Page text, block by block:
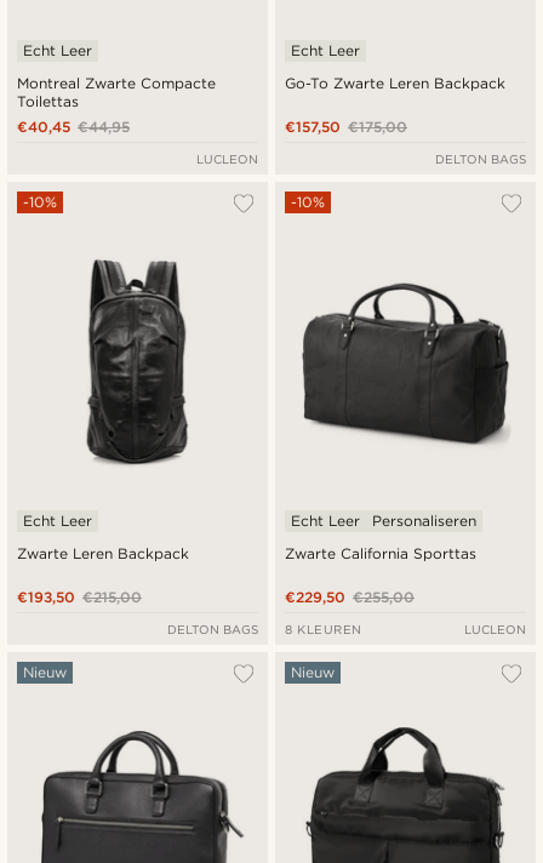
Montreal Zwarte Compacte
Toilettas
Echt Leer
€44,95
€40,45
LUCLEON
Go-To Zwarte Leren Backpack
Echt Leer
€175,00
€157,50
DELTON BAGS
Zwarte Leren Backpack
-10%
Echt Leer
€215,00
€193,50
DELTON BAGS
Zwarte California Sporttas
-10%
Echt Leer Personaliseren
€255,00
€229,50
8 KLEUREN LUCLEON
Nieuw Nieuw